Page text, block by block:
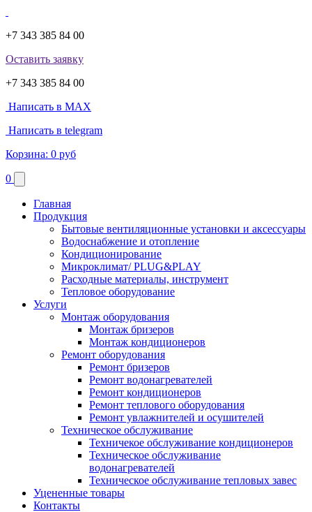
+7 343 385 84 00
Оставить заявку
+7 343 385 84 00
Написать в MAX
Написать в telegram
Корзина: 0 руб
0
Главная
Продукция
Бытовые вентиляционные установки и аксессуары
Водоснабжение и отопление
Кондиционирование
Микроклимат/ PLUG&PLAY
Расходные материалы, инструмент
Тепловое оборудование
Услуги
Монтаж оборудования
Монтаж бризеров
Монтаж кондиционеров
Ремонт оборудования
Ремонт бризеров
Ремонт водонагревателей
Ремонт кондиционеров
Ремонт теплового оборудования
Ремонт увлажнителей и осушителей
Техническое обслуживание
Техничекое обслуживание кондиционеров
Техническое обслуживание
водонагревателей
Техническое обслуживание тепловых завес
Уцененные товары
Контакты